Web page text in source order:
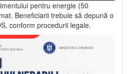
pentru energie (50
Beneficiarii trebuie să depună o
conform procedurii legale.